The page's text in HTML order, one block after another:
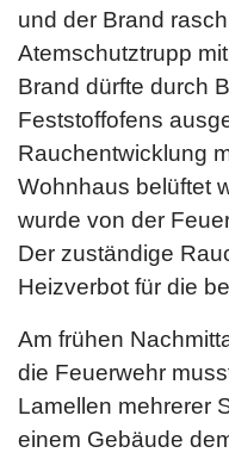
und der Brand
Atemschutztrupp
Brand dürfte durch
Feststoffofens
Rauchentwicklung
Wohnhaus belüftet
wurde von der
Der zuständige
Heizverbot für die
Am frühen
die Feuerwehr
Lamellen mehrerer
einem Gebäude